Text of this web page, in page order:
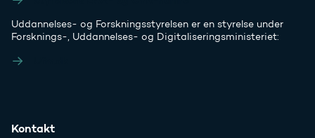
Uddannelses- og Forskningsstyrelsen er en styrelse under
Forsknings-, Uddannelses- og Digitaliseringsministeriet:
Kontakt